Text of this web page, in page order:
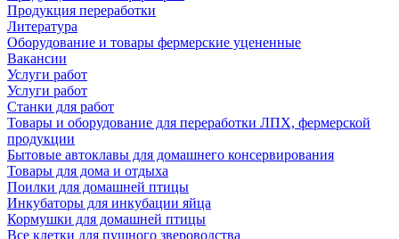
Продукция переработки
Литература
Оборудование и товары фермерские уцененные
Вакансии
Услуги работ
Услуги работ
Станки для работ
Товары и оборудование для переработки ЛПХ, фермерской
продукции
Бытовые автоклавы для домашнего консервирования
Товары для дома и отдыха
Поилки для домашней птицы
Инкубаторы для инкубации яйца
Кормушки для домашней птицы
Все клетки для пушного звероводства